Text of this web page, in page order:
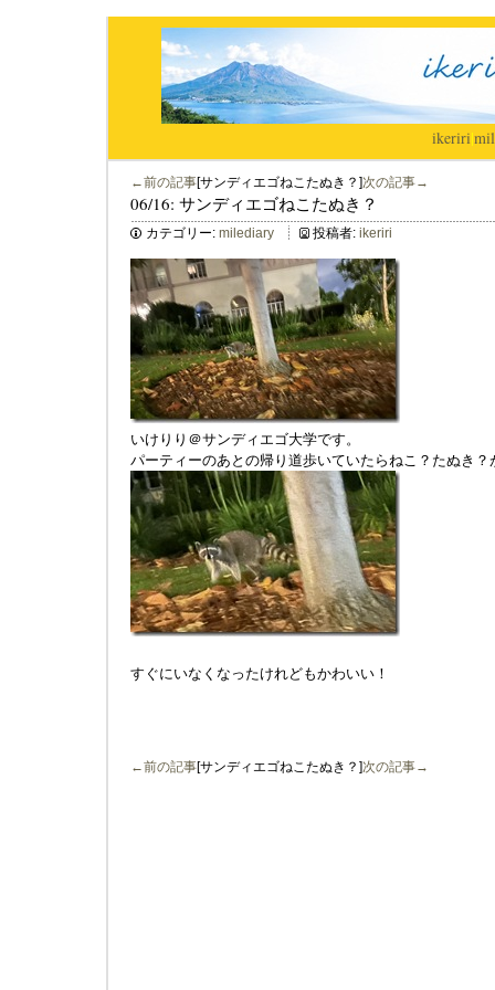
ikeriri|
←前の記事[サンディエゴねこたぬき？]次の記事→
06/16: サンディエゴねこたぬき？
カテゴリー: milediary 投稿者: ikeriri
いけりり＠サンディエゴ大学です。
パーティーのあとの帰り道歩いていたらねこ？たぬき？
すぐにいなくなったけれどもかわいい！
←前の記事[サンディエゴねこたぬき？]次の記事→